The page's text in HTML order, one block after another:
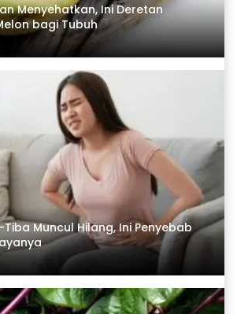
Menyehatkan, Ini Deretan
bagi Tubuh
Muncul Hilang, Ini Penyebab